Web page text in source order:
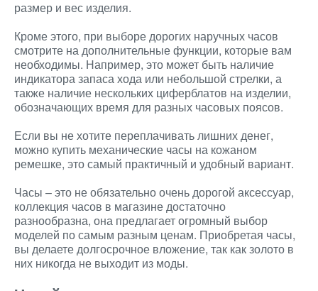
размер и вес изделия.
Кроме этого, при выборе дорогих наручных часов
смотрите на дополнительные функции, которые вам
необходимы. Например, это может быть наличие
индикатора запаса хода или небольшой стрелки, а
также наличие нескольких циферблатов на изделии,
обозначающих время для разных часовых поясов.
Если вы не хотите переплачивать лишних денег,
можно купить механические часы на кожаном
ремешке, это самый практичный и удобный вариант.
Часы – это не обязательно очень дорогой аксессуар,
коллекция часов в магазине достаточно
разнообразна, она предлагает огромный выбор
моделей по самым разным ценам. Приобретая часы,
вы делаете долгосрочное вложение, так как золото в
них никогда не выходит из моды.